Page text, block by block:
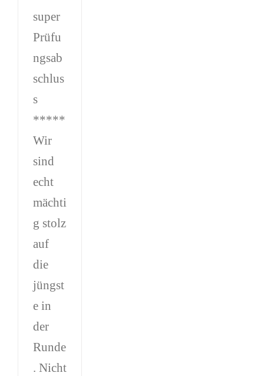
super
Prüfu
ngsab
schlus
s
*****
Wir
sind
echt
mächti
g stolz
auf
die
jüngst
e in
der
Runde
. Nicht